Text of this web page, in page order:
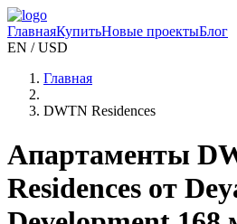
ГлавнаяКупитьНовые проектыБлог
EN / USD
Главная
DWTN Residences
Апартаменты
Residences от